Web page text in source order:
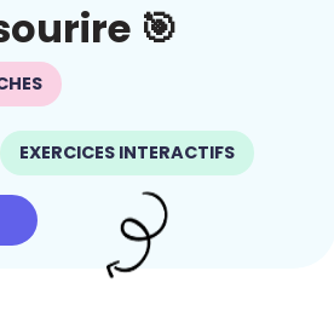
🎯
EXERCICES INTERACTIFS